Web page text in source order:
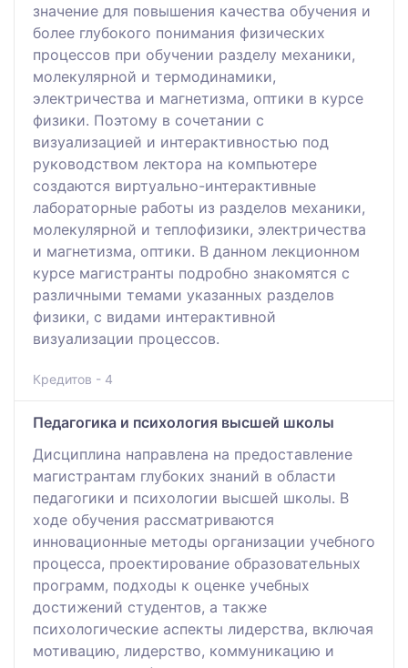
значение для повышения качества обучения и
более глубокого понимания физических
процессов при обучении разделу механики,
молекулярной и термодинамики,
электричества и магнетизма, оптики в курсе
физики. Поэтому в сочетании с
визуализацией и интерактивностью под
руководством лектора на компьютере
создаются виртуально-интерактивные
лабораторные работы из разделов механики,
молекулярной и теплофизики, электричества
и магнетизма, оптики. В данном лекционном
курсе магистранты подробно знакомятся с
различными темами указанных разделов
физики, с видами интерактивной
визуализации процессов.
Кредитов - 4
Педагогика и психология высшей школы
Дисциплина направлена на предоставление
магистрантам глубоких знаний в области
педагогики и психологии высшей школы. В
ходе обучения рассматриваются
инновационные методы организации учебного
процесса, проектирование образовательных
программ, подходы к оценке учебных
достижений студентов, а также
психологические аспекты лидерства, включая
мотивацию, лидерство, коммуникацию и